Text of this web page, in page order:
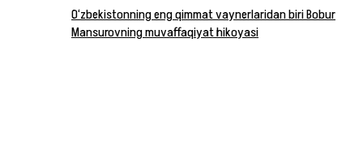
O‘zbekistonning eng qimmat vaynerlaridan biri Bobur
Mansurovning muvaffaqiyat hikoyasi